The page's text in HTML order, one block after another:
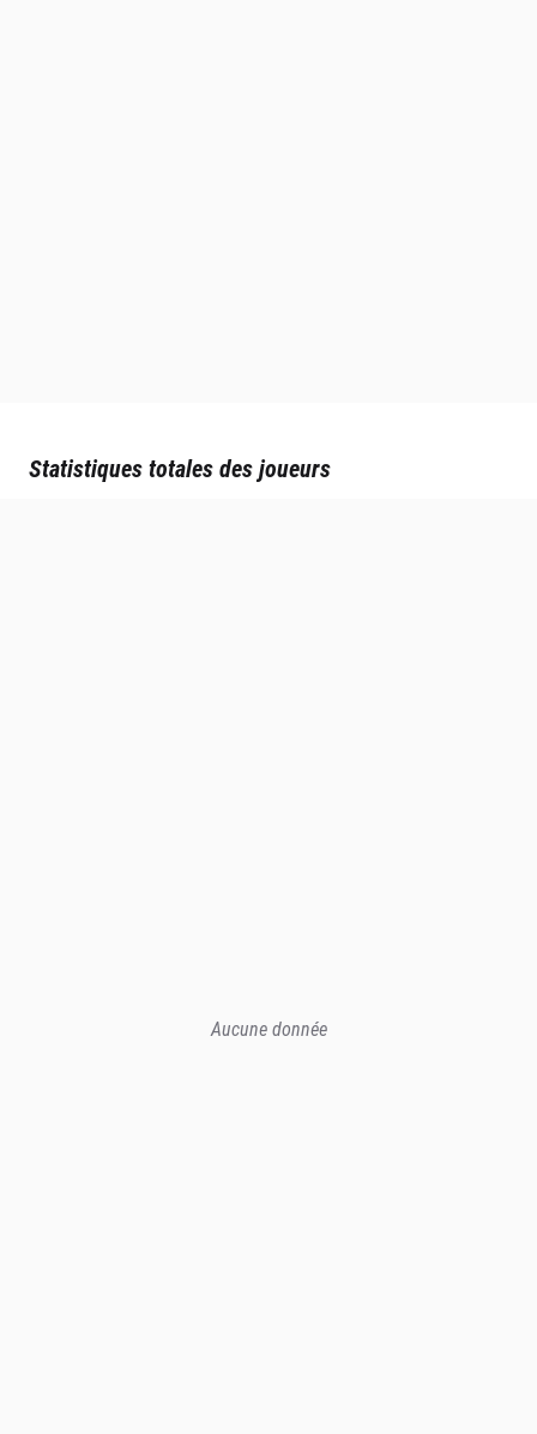
Statistiques totales des joueurs
Aucune donnée